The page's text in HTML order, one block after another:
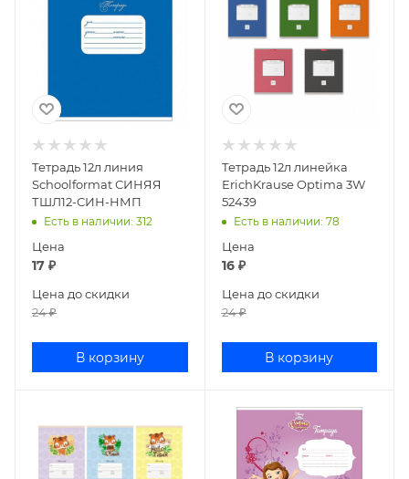
Тетрадь 12л линия
Schoolformat СИНЯЯ
ТШЛ12-СИН-НМП
Есть в наличии: 312
Цена
17 ₽
Цена до скидки
24₽
В корзину
Тетрадь 12л линейка
ErichKrause Optima 3W
52439
Есть в наличии: 78
Цена
16₽
Цена до скидки
24₽
В корзину